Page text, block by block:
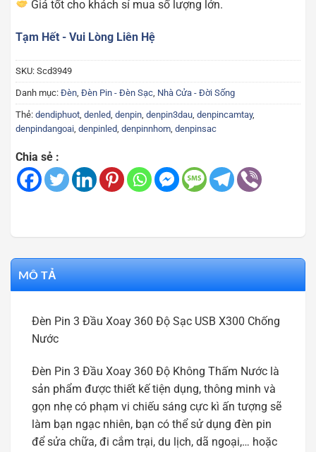
Giá tốt cho khách sỉ mua số lượng lớn.
Tạm Hết - Vui Lòng Liên Hệ
SKU: Scd3949
Danh mục: Đèn Đèn Pin - Đèn Sạc Nhà Cửa - Đời Sống
Thẻ: dendiphuot denled denpin denpin3dau denpincamtay,
denpindangoai denpinled denpinnhom denpinsac
Chia sẻ :
MÔ TẢ
Đèn Pin 3 Đầu Xoay 360 Độ Sạc USB X300 Chống
Nước
Đèn Pin 3 Đầu Xoay 360 Độ Không Thấm Nước là
sản phẩm được thiết kế tiện dụng, thông minh và
gọn nhẹ có phạm vi chiếu sáng cực kì ấn tượng sẽ
làm bạn ngạc nhiên, bạn có thể sử dụng đèn pin
để sửa chữa, đi cắm trại, du lịch, dã ngoại,… hoặc